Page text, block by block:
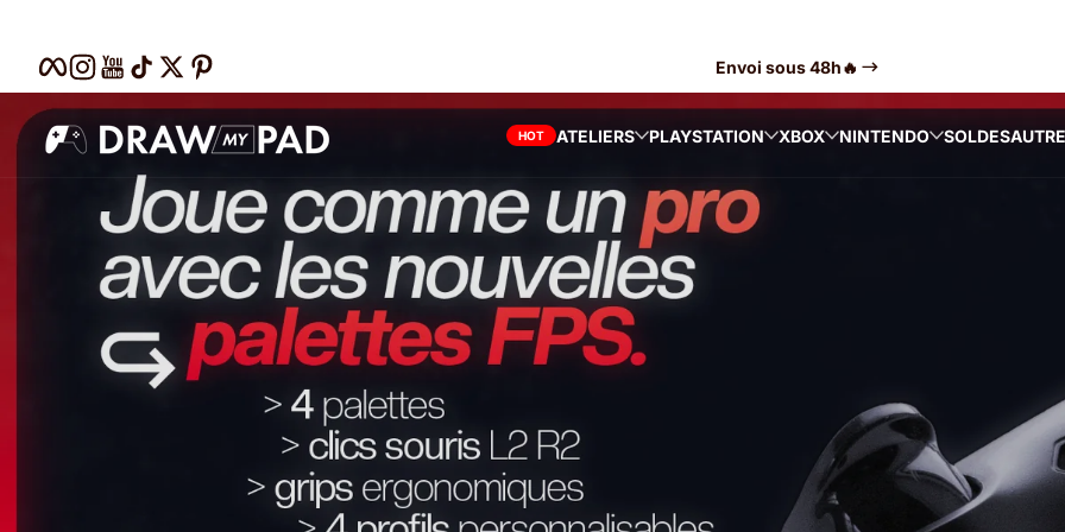
Facebook
Instagram
YouTube
TikTokTwitter
Envoi sous 48h🔥
Draw
my
Pad
HOT ATELIERS PLAYSTATION XBOX NINTENDO SOLDES